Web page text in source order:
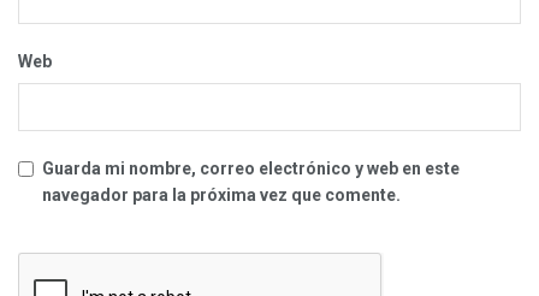
Web
Guarda mi nombre, correo electrónico y web en este
navegador para la próxima vez que comente.